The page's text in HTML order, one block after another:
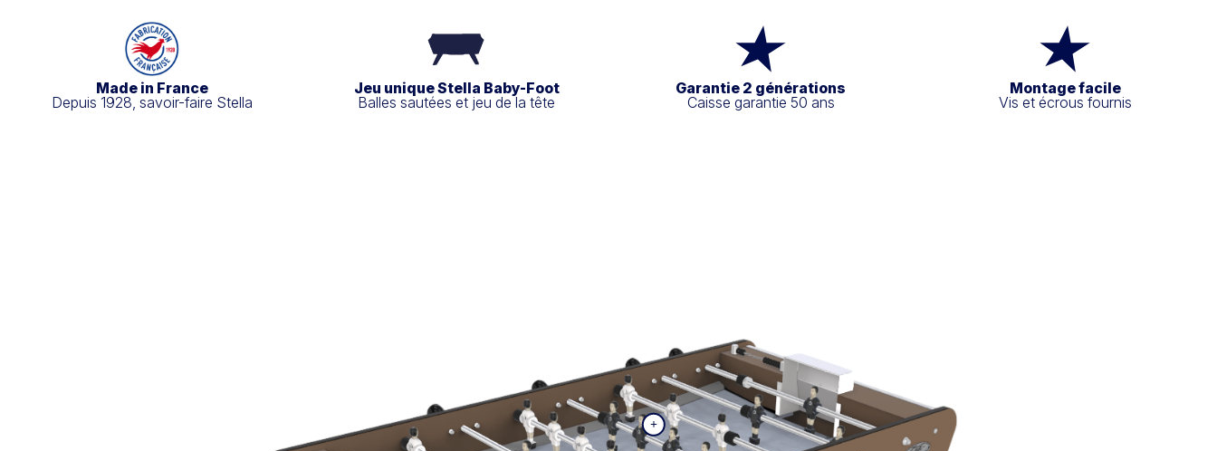
Made in France
Depuis 1928, savoir-faire Stella
Jeu unique Stella Baby-Foot
Balles sautées et jeu de la tête
Garantie 2 générations
Caisse garantie 50 ans
Montage facile
Vis et écrous fournis